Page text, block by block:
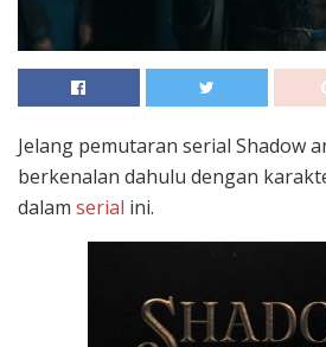
Jelang pemutaran serial Shadow
berkenalan dahulu dengan
dalam serial ini.